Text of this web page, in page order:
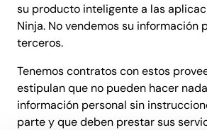
su producto inteligente a las
Ninja. No vendemos su información
terceros.
Tenemos contratos con estos
estipulan que no pueden hacer
información personal sin
parte y que deben prestar sus